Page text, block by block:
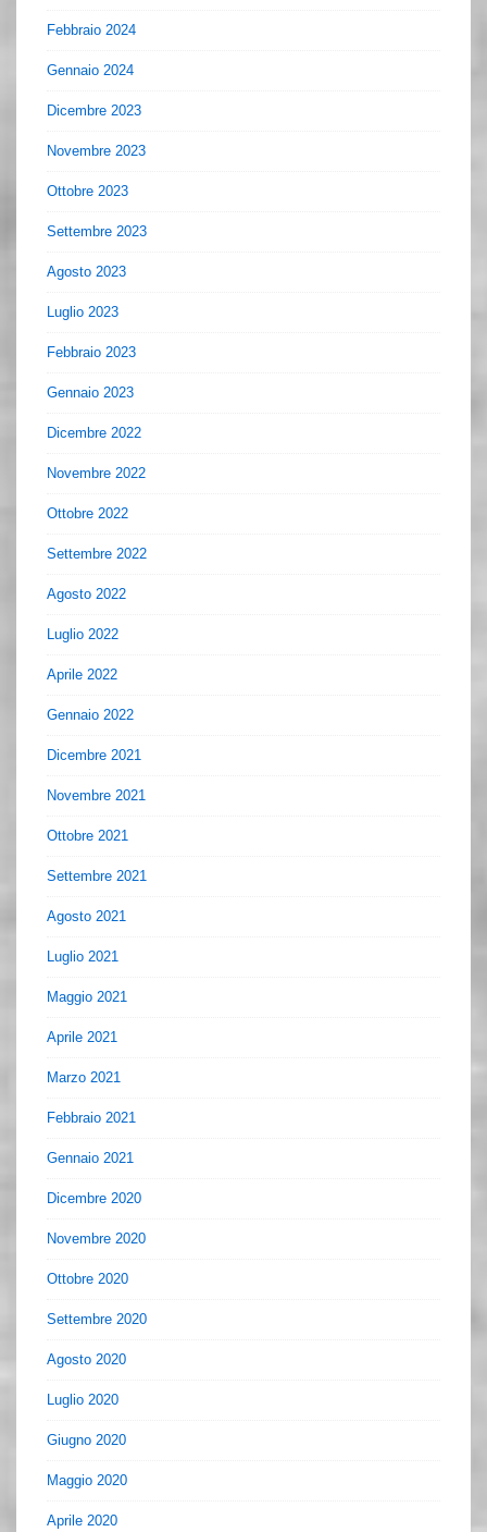
Febbraio 2024
Gennaio 2024
Dicembre 2023
Novembre 2023
Ottobre 2023
Settembre 2023
Agosto 2023
Luglio 2023
Febbraio 2023
Gennaio 2023
Dicembre 2022
Novembre 2022
Ottobre 2022
Settembre 2022
Agosto 2022
Luglio 2022
Aprile 2022
Gennaio 2022
Dicembre 2021
Novembre 2021
Ottobre 2021
Settembre 2021
Agosto 2021
Luglio 2021
Maggio 2021
Aprile 2021
Marzo 2021
Febbraio 2021
Gennaio 2021
Dicembre 2020
Novembre 2020
Ottobre 2020
Settembre 2020
Agosto 2020
Luglio 2020
Giugno 2020
Maggio 2020
Aprile 2020